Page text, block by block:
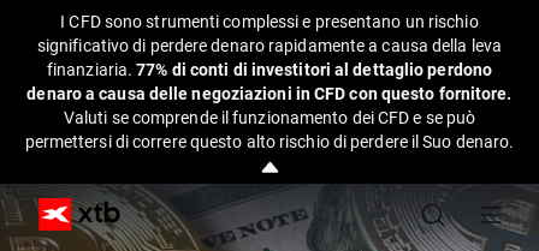
I CFD sono strumenti complessi e presentano un rischio
significativo di perdere denaro rapidamente a causa della leva
finanziaria.77% di conti di investitori al dettaglio perdono
denaro a causa delle negoziazioni in CFD con questo fornitore.
Valuti se comprende il funzionamento dei CFD e se può
permettersi di correre questo alto rischio di perdere il Suo denaro.